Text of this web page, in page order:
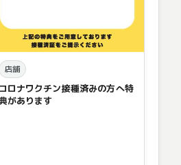
店舗
コロナワクチン接種済みの方へ特
があります